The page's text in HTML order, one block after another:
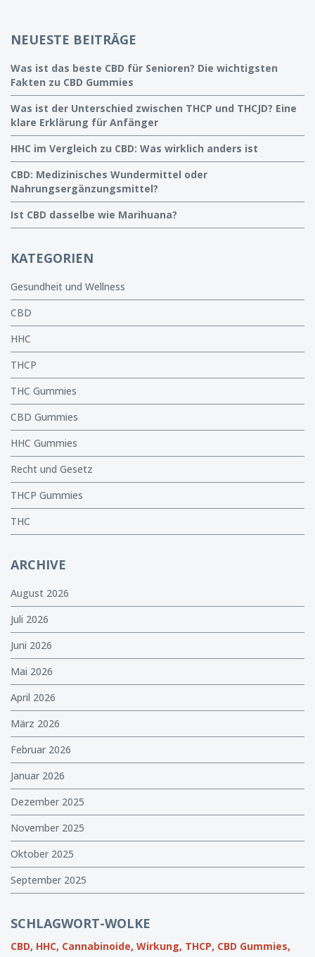
NEUESTE BEITRÄGE
Was ist das beste CBD für Senioren? Die wichtigsten
Fakten zu CBD Gummies
Was ist der Unterschied zwischen THCP und THCJD? Eine
klare Erklärung für Anfänger
HHC im Vergleich zu CBD: Was wirklich anders ist
CBD: Medizinisches Wundermittel oder
Nahrungsergänzungsmittel?
Ist CBD dasselbe wie Marihuana?
KATEGORIEN
Gesundheit und Wellness
CBD
HHC
THCP
THC Gummies
CBD Gummies
HHC Gummies
Recht und Gesetz
THCP Gummies
THC
ARCHIVE
August 2026
Juli 2026
Juni 2026
Mai 2026
April 2026
März 2026
Februar 2026
Januar 2026
Dezember 2025
November 2025
Oktober 2025
September 2025
SCHLAGWORT-WOLKE
CBD, HHC, Cannabinoide, Wirkung, THCP, CBD Gummies,